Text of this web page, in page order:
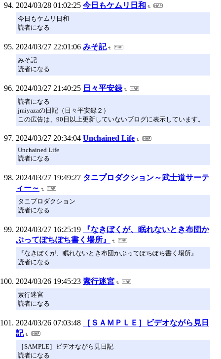
2024/03/28 01:02:25 今日もケムリ日和
今日もケムリ日和
読者になる
2024/03/27 22:01:06 みそ記
みそ記
読者になる
2024/03/27 21:40:25 日々平安録
読者になる
jmiyazaの日記（日々平安録２）
この広告は、90日以上更新していないブログに表示しています。
2024/03/27 20:34:04 Unchained Life
Unchained Life
読者になる
2024/03/27 19:49:27 タニプロダクション～武士道サーテ
ィー～
タニプロダクション
読者になる
2024/03/27 16:25:19
『なきぼくが、眠れないとき布団か
ぶってぽちぽち書く場所』
『なきぼくが、眠れないとき布団かぶってぽちぽち書く場所』
読者になる
2024/03/26 19:45:23 素行迷宮
素行迷宮
読者になる
2024/03/26 07:03:48
［ＳＡＭＰＬＥ］ビデオながら見日
記
［SAMPLE］ビデオながら見日記
読者になる